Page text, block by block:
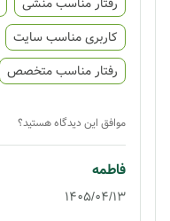
کاربری مناسب سایت
رفتار مناسب متخصص
موافق این دیدگاه هستید؟
فاطمه
1405/04/13